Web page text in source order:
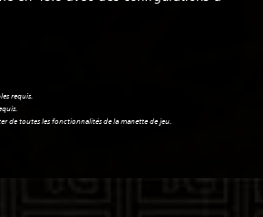
requis.
de toutes les fonctionnalités de la manette de jeu.